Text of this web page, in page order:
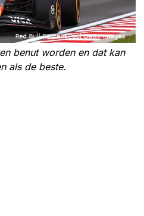
benut worden en dat kan
als de beste.